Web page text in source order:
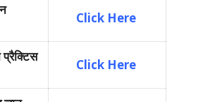
Click Here
प्रैक्टिस
Click Here